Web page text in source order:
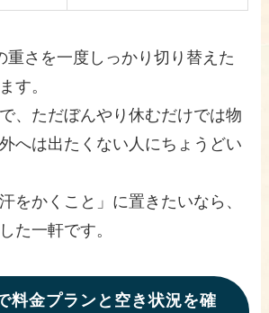
重さを一度しっかり切り替えた
す。
、ただぼんやり休むだけでは物
へは出たくない人にちょうどい
をかくこと」に置きたいなら、
た一軒です。
料金プランと空き状況を確